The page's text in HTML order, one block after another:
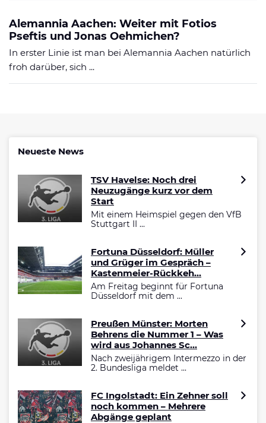
Alemannia Aachen: Weiter mit Fotios
Pseftis und Jonas Oehmichen?
In erster Linie ist man bei Alemannia Aachen natürlich
froh darüber, sich ...
Neueste News
TSV Havelse: Noch drei
Neuzugänge kurz vor dem
Start
Mit einem Heimspiel gegen den VfB
Stuttgart II ...
Fortuna Düsseldorf: Müller
und Grüger im Gespräch –
Kastenmeier-Rückkeh...
Am Freitag beginnt für Fortuna
Düsseldorf mit dem ...
Preußen Münster: Morten
Behrens die Nummer 1 – Was
wird aus Johannes Sc...
Nach zweijährigem Intermezzo in der
2. Bundesliga meldet ...
FC Ingolstadt: Ein Zehner soll
noch kommen – Mehrere
Abgänge geplant